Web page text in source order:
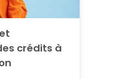
crédits à